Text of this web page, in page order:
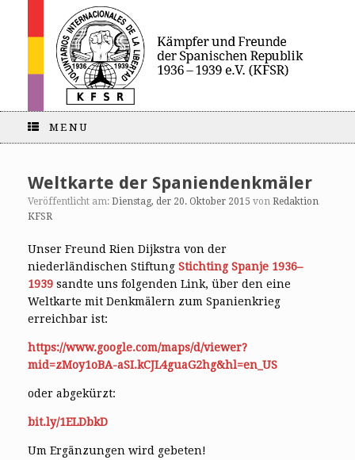
MENU
Weltkarte der Spaniendenkmäler
Veröffentlicht am: Dienstag, der 20. Oktober 2015 von Redaktion
KFSR
Unser Freund Rien Dijkstra von der
niederländischen Stiftung Stichting Spanje 1936–
1939 sandte uns folgenden Link, über den eine
Weltkarte mit Denkmälern zum Spanienkrieg
erreichbar ist:
https://www.google.com/maps/d/viewer?
mid=zMoy1oBA-aSI.kCJL4guaG2hg&hl=en_US
oder abgekürzt:
bit.ly/1ELDbkD
Um Ergänzungen wird gebeten!